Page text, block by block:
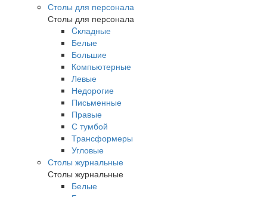
Столы для персонала
Столы для персонала
Cкладные
Белые
Большие
Компьютерные
Левые
Недорогие
Письменные
Правые
С тумбой
Трансформеры
Угловые
Столы журнальные
Столы журнальные
Белые